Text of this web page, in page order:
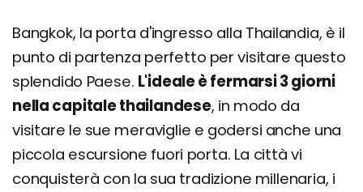
Bangkok, la porta d'ingresso alla Thailandia, è il
punto di partenza perfetto per visitare questo
splendido Paese. L'ideale è fermarsi 3 giorni
nella capitale thailandese, in modo da
visitare le sue meraviglie e godersi anche una
piccola escursione fuori porta. La città vi
conquisterà con la sua tradizione millenaria, i